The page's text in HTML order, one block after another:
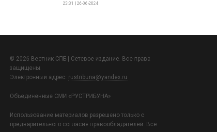
23:31 | 26-06-2024
© 2026 Вестник СПБ | Сетевое издание. Все права
защищены.
Электронный адрес: rustribuna@yandex.ru
Объединенные СМИ «РУСТРИБУНА»
Использование материалов разрешено только с
предварительного согласия правообладателей. Все